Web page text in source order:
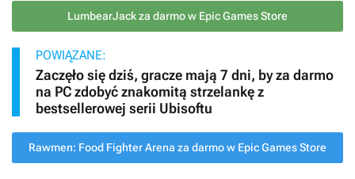
LumbearJack za darmo w Epic Games Store
POWIĄZANE:
Zaczęło się dziś, gracze mają 7 dni, by za darmo
na PC zdobyć znakomitą strzelankę z
bestsellerowej serii Ubisoftu
Rawmen: Food Fighter Arena za darmo w Epic Games Store